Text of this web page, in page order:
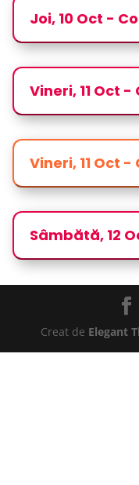
Joi, 10 Oct -
Vineri, 11 Oct
Vineri, 11 Oct
Sâmbătă, 12
Creat de Elegant